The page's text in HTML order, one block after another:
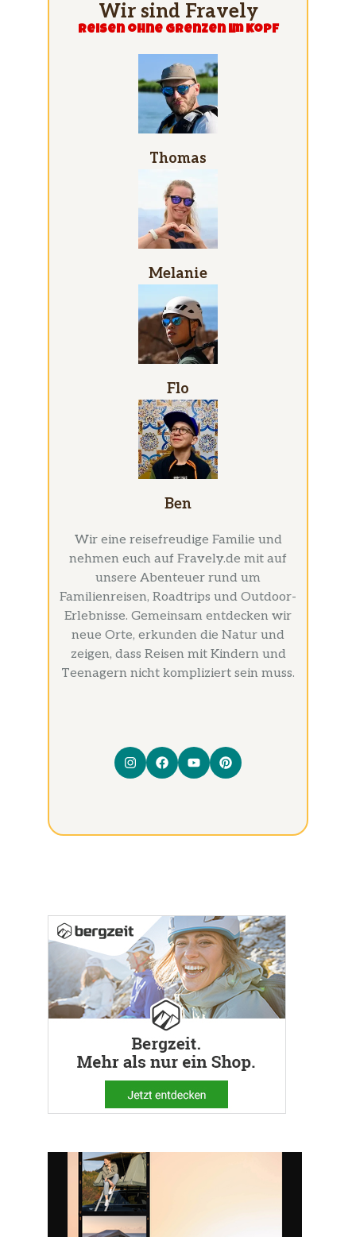
Wir sind Fravely
Reisen ohne grenzen im Kopf
Thomas
Melanie
Flo
Ben
Wir eine reisefreudige Familie und
nehmen euch auf Fravely.de mit auf
unsere Abenteuer rund um
Familienreisen, Roadtrips und Outdoor-
Erlebnisse. Gemeinsam entdecken wir
neue Orte, erkunden die Natur und
zeigen, dass Reisen mit Kindern und
Teenagern nicht kompliziert sein muss.